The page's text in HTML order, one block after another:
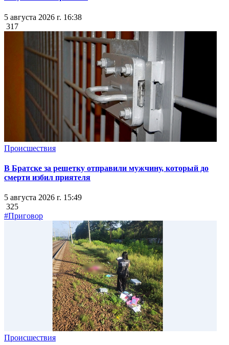
5 августа 2026 г. 16:38
317
Происшествия
В Братске за решетку отправили мужчину, который до
смерти избил приятеля
5 августа 2026 г. 15:49
325
#Приговор
Происшествия